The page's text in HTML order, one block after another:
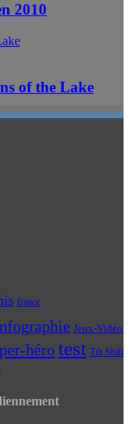
2010
of the Lake
france
Jeux-Vidéo
hérotest Tilt Shift